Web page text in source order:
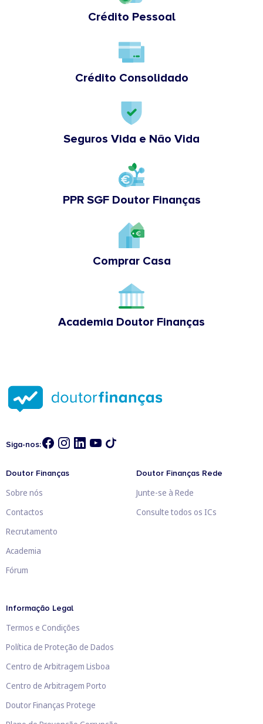
Crédito Pessoal
Crédito Consolidado
Seguros Vida e Não Vida
PPR SGF Doutor Finanças
Comprar Casa
Academia Doutor Finanças
Siga-nos:
Doutor Finanças
Sobre nós
Contactos
Recrutamento
Academia
Fórum
Doutor Finanças Rede
Junte-se à Rede
Consulte todos os ICs
Informação Legal
Termos e Condições
Política de Proteção de Dados
Centro de Arbitragem Lisboa
Centro de Arbitragem Porto
Doutor Finanças Protege